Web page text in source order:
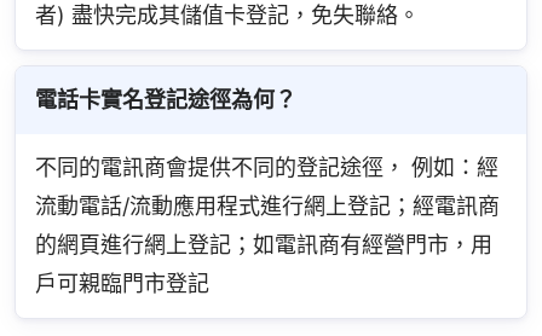
者) 盡快完成其儲值卡登記，免失聯絡。
電話卡實名登記途徑為何？
不同的電訊商會提供不同的登記途徑， 例如：經
流動電話/流動應用程式進行網上登記；經電訊商
的網頁進行網上登記；如電訊商有經營門市，用
戶可親臨門市登記